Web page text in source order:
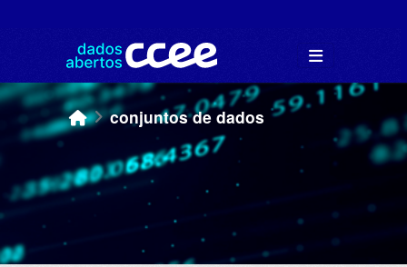
conjuntos de dados